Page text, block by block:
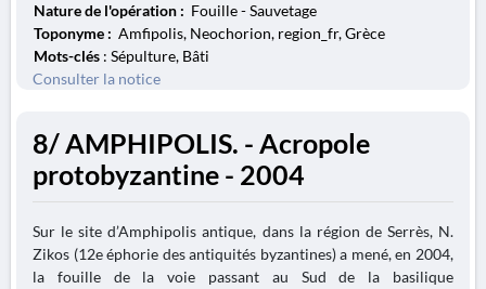
Nature de l'opération : Fouille - Sauvetage
Toponyme : Amfipolis, Neochorion, region_fr, Grèce
Mots-clés : Sépulture, Bâti
Consulter la notice
8/ AMPHIPOLIS. - Acropole
protobyzantine - 2004
Sur le site d’Amphipolis antique, dans la région de Serrès, N.
Zikos (12e éphorie des antiquités byzantines) a mené, en 2004,
la fouille de la voie passant au Sud de la basilique